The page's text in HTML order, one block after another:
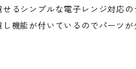
せるシンプルな電子レンジ対応
機能が付いているのでパーツが